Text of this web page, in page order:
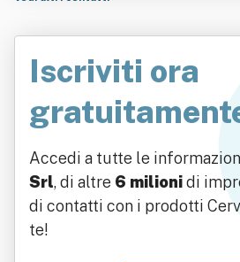
Iscriviti ora
Accedi a tutte le
Srl, di altre 6 milionidi
di contatti con i prodotti
te!